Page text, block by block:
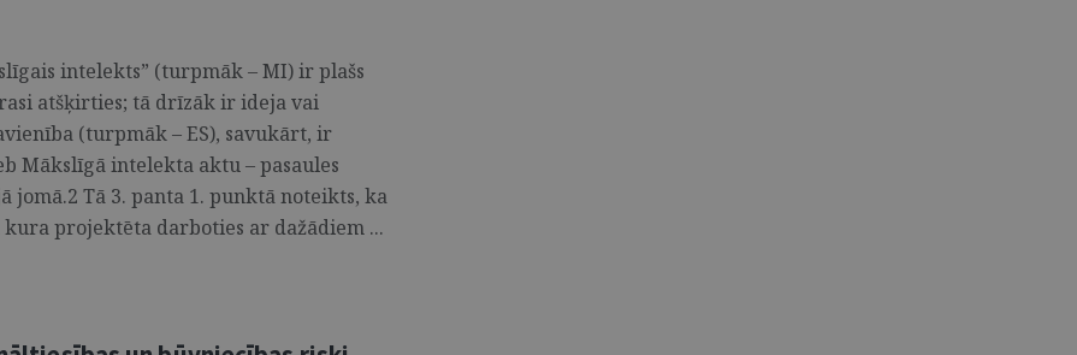
intelekts” (turpmāk – MI) ir plašs
atšķirties; tā drīzāk ir ideja vai
(turpmāk – ES), savukārt, ir
Mākslīgā intelekta aktu – pasaules
jomā.2 Tā 3. panta 1. punktā noteikts, ka
kura projektēta darboties ar dažādiem ...